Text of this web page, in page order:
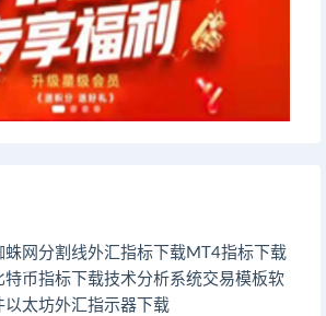
蛛网分割线外汇指标下载MT4指标下载
特币指标下载技术分析系统交易模板软
以太坊外汇指示器下载